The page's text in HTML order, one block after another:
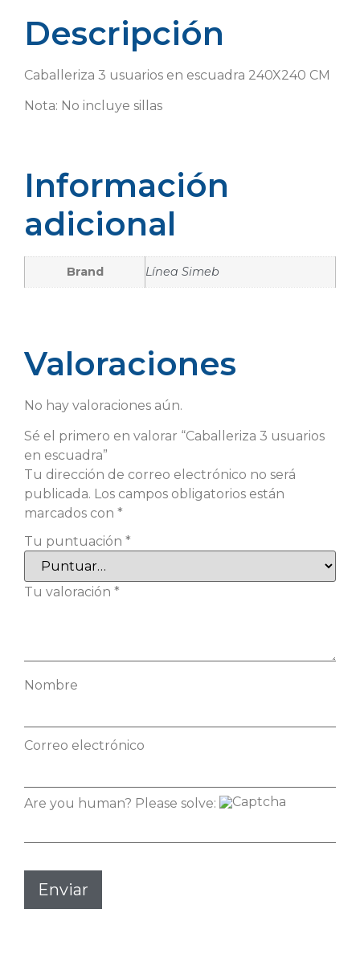
Descripción
Caballeriza 3 usuarios en escuadra 240X240 CM
Nota: No incluye sillas
Información
adicional
Brand Línea Simeb
Valoraciones
No hay valoraciones aún.
Sé el primero en valorar “Caballeriza 3 usuarios
en escuadra”
Tu dirección de correo electrónico no será
publicada. Los campos obligatorios están
marcados con *
Tu puntuación *
Tu valoración *
Nombre
Correo electrónico
Are you human? Please solve: